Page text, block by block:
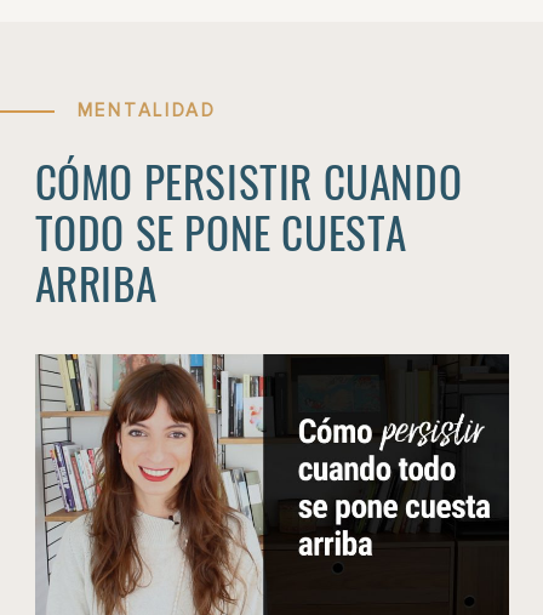
MENTALIDAD
CÓMO PERSISTIR CUANDO
TODO SE PONE CUESTA
ARRIBA